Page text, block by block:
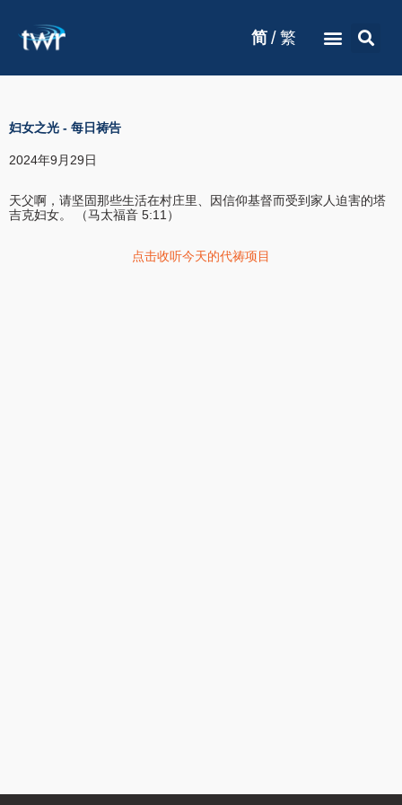
简 / 繁
妇女之光 - 每日祷告
2024年9月29日
天父啊，请坚固那些生活在村庄里、因信仰基督而受到家人迫害的塔
吉克妇女。 （马太福音 5:11）
点击收听今天的代祷项目